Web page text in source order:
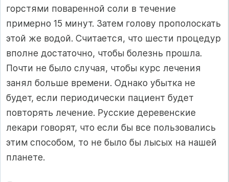
горстями поваренной соли в течение
примерно 15 минут. Затем голову прополоскать
этой же водой. Считается, что шести процедур
вполне достаточно, чтобы болезнь прошла.
Почти не было случая, чтобы курс лечения
занял больше времени. Однако убытка не
будет, если периодически пациент будет
повторять лечение. Русские деревенские
лекари говорят, что если бы все пользовались
этим способом, то не было бы лысых на нашей
планете.